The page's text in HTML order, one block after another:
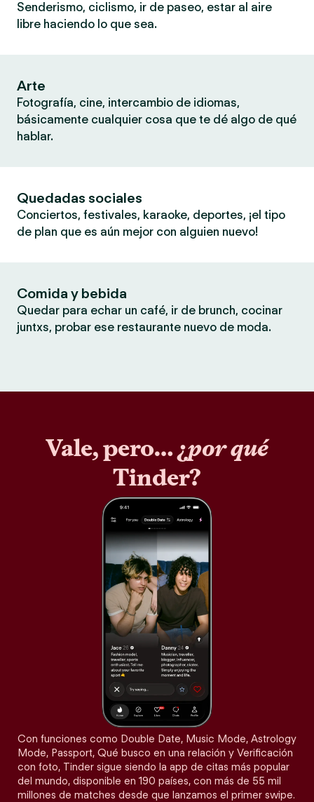
Senderismo, ciclismo, ir de paseo, estar al aire
libre haciendo lo que sea.
Arte
Fotografía, cine, intercambio de idiomas,
básicamente cualquier cosa que te dé algo de qué
hablar.
Quedadas sociales
Conciertos, festivales, karaoke, deportes, ¡el tipo
de plan que es aún mejor con alguien nuevo!
Comida y bebida
Quedar para echar un café, ir de brunch, cocinar
juntxs, probar ese restaurante nuevo de moda.
Vale, pero… ¿por qué
Tinder?
Con funciones como Double Date, Music Mode, Astrology
Mode, Passport, Qué busco en una relación y Verificación
con foto, Tinder sigue siendo la app de citas más popular
del mundo, disponible en 190 países, con más de 55 mil
millones de matches desde que lanzamos el primer swipe.